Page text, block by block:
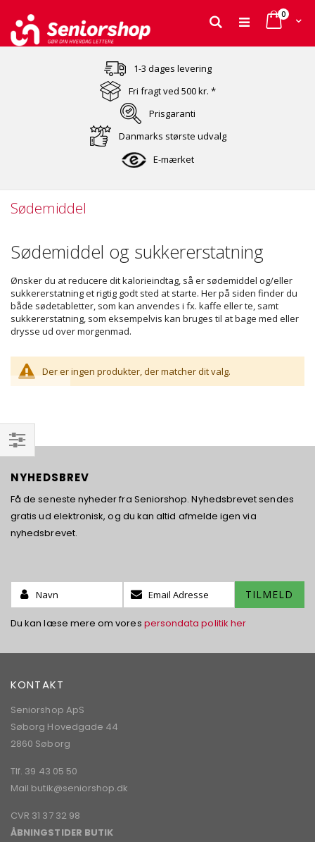
Cart
0varer
Søg
to
Content
1-3 dages levering
Fri fragt ved 500 kr. *
Prisgaranti
Danmarks største udvalg
E-mærket
Sødemiddel
Sødemiddel og sukkererstatning
Ønsker du at reducere dit kalorieindtag, så er sødemiddel og/eller
sukkererstatning et rigtig godt sted at starte. Her på siden finder du
både sødetabletter, som kan anvendes i fx. kaffe eller te, samt
sukkererstatning, som eksempelvis kan bruges til at bage med eller
drysse ud over morgenmad.
Der er ingen produkter, der matcher dit valg.
Filtrer
NYHEDSBREV
Få de seneste nyheder fra Seniorshop. Nyhedsbrevet sendes
gratis ud elektronisk, og du kan altid afmelde igen via
nyhedsbrevet.
Name:
Tilmeld
dig
vores
TILMELD
Du kan læse mere om vores persondata politik her
KONTAKT
Seniorshop ApS
Søborg Hovedgade 44
2860 Søborg
Tlf. 39 43 05 50
Mail butik@seniorshop.dk
CVR 31 37 32 98
ÅBNINGSTIDER BUTIK